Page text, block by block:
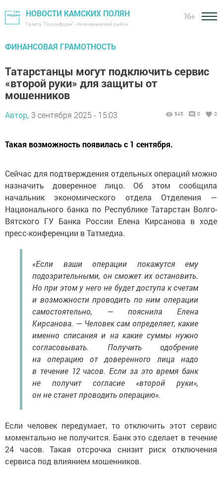
НОВОСТИ КАМСКИХ ПОЛЯН
Газета "Посинформ" - Нижнекамский район
16+
ФИНАНСОВАЯ ГРАМОТНОСТЬ
Татарстанцы могут подключить сервис
«второй руки» для защиты от
мошенников
Автор, 3 сентября 2025 - 15:03 545 0 0
Такая возможность появилась с 1 сентября.
Сейчас для подтверждения отдельных операций можно
назначить доверенное лицо. Об этом сообщила
начальник экономического отдела Отделения —
Национального банка по Республике Татарстан Волго-
Вятского ГУ Банка России Елена Кирсанова в ходе
пресс-конференции в Татмедиа.
«Если ваши операции покажутся ему
подозрительными, он сможет их остановить.
Но при этом у него не будет доступа к счетам
и возможности проводить по ним операции
самостоятельно, — пояснила Елена
Кирсанова. — Человек сам определяет, какие
именно списания и на какие суммы нужно
согласовывать. Получить одобрение
на операцию от доверенного лица надо
в течение 12 часов. Если за это время банк
не получит согласие «второй руки»,
он не станет проводить операцию».
Если человек передумает, то отключить этот сервис
моментально не получится. Банк это сделает в течение
24 часов. Такая отсрочка снизит риск отключения
сервиса под влиянием мошенников.